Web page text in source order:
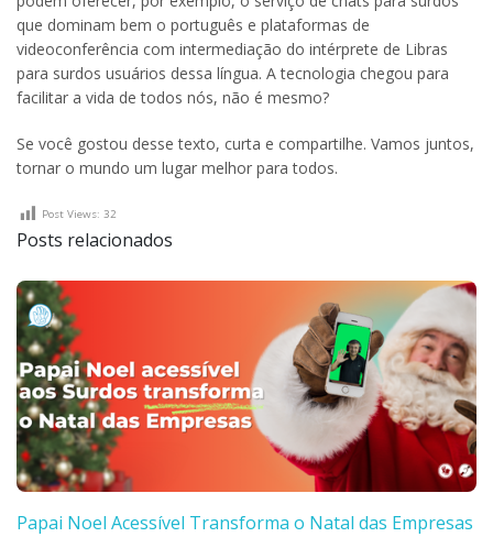
que dominam bem o português e plataformas de
videoconferência com intermediação do intérprete de Libras
para surdos usuários dessa língua. A tecnologia chegou para
facilitar a vida de todos nós, não é mesmo?
Se você gostou desse texto, curta e compartilhe. Vamos juntos,
tornar o mundo um lugar melhor para todos.
Post Views: 32
Posts relacionados
Papai Noel Acessível Transforma o Natal das Empresas